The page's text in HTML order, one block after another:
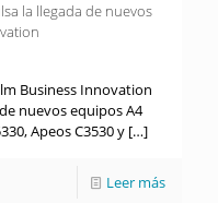
la llegada de nuevos
Business Innovation
nuevos equipos A4
Apeos C3530 y […]
Leer más